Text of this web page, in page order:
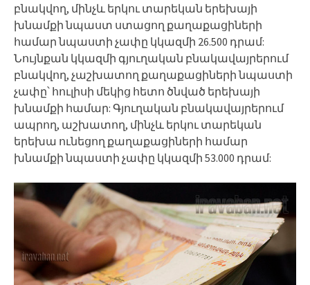
բնակվող, մինչև երկու տարեկան երեխայի
խնամքի նպաստ ստացող քաղաքացիների
համար նպաստի չափը կկազմի 26.500 դրամ:
Նույնքան կկազմի գյուղական բնակավայրերում
բնակվող, չաշխատող քաղաքացիների նպաստի
չափը՝ հուլիսի մեկից հետո ծնված երեխայի
խնամքի համար: Գյուղական բնակավայրերում
ապրող, աշխատող, մինչև երկու տարեկան
երեխա ունեցող քաղաքացիների համար
խնամքի նպաստի չափը կկազմի 53.000 դրամ: